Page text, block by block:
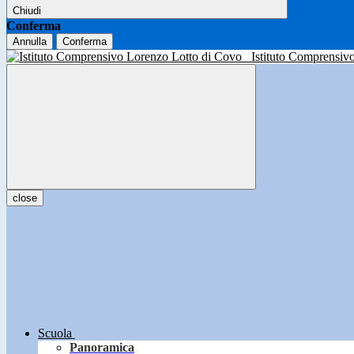
Chiudi
Conferma
Annulla Conferma
Istituto
close
Scuola
Panoramica